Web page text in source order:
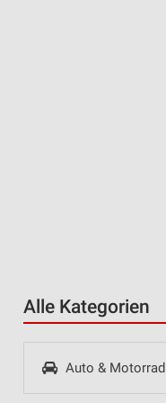
Alle Kategorien
Auto & Motorrad